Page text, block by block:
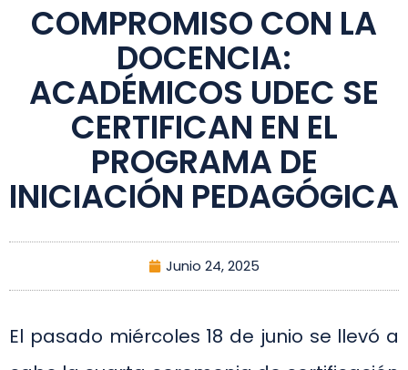
COMPROMISO CON LA
DOCENCIA:
ACADÉMICOS UDEC SE
CERTIFICAN EN EL
PROGRAMA DE
INICIACIÓN PEDAGÓGICA
Junio 24, 2025
El pasado miércoles 18 de junio se llevó a